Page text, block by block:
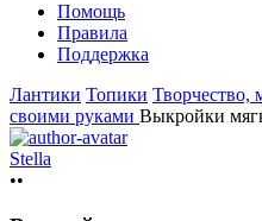
Помощь
Правила
Поддержка
Лантики Топики Творчество,
своими руками Выкройки
Stella
••